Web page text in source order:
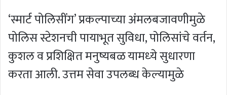
‘स्मार्ट पोलिसींग’ प्रकल्पाच्या अंमलबजावणीमुळे
पोलिस स्टेशनची पायाभूत सुविधा, पोलिसांचे वर्तन,
कुशल व प्रशिक्षित मनुष्यबळ यामध्‍ये सुधारणा
करता आली. उत्तम सेवा उपलब्‍ध केल्‍यामुळे